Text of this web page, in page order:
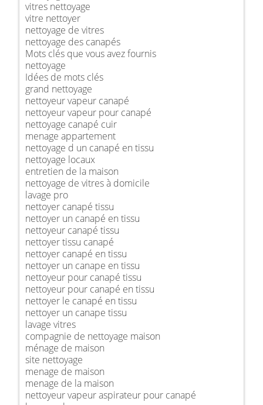
vitres nettoyage
vitre nettoyer
nettoyage de vitres
nettoyage des canapés
Mots clés que vous avez fournis
nettoyage
Idées de mots clés
grand nettoyage
nettoyeur vapeur canapé
nettoyeur vapeur pour canapé
nettoyage canapé cuir
menage appartement
nettoyage d un canapé en tissu
nettoyage locaux
entretien de la maison
nettoyage de vitres à domicile
lavage pro
nettoyer canapé tissu
nettoyer un canapé en tissu
nettoyeur canapé tissu
nettoyer tissu canapé
nettoyer canapé en tissu
nettoyer un canape en tissu
nettoyeur pour canapé tissu
nettoyeur pour canapé en tissu
nettoyer le canapé en tissu
nettoyer un canape tissu
lavage vitres
compagnie de nettoyage maison
ménage de maison
site nettoyage
menage de maison
menage de la maison
nettoyeur vapeur aspirateur pour canapé